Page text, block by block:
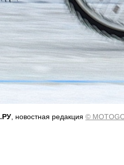
, новостная редакция ©